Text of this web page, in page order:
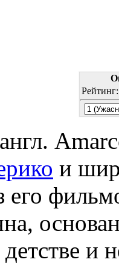
и
его
и